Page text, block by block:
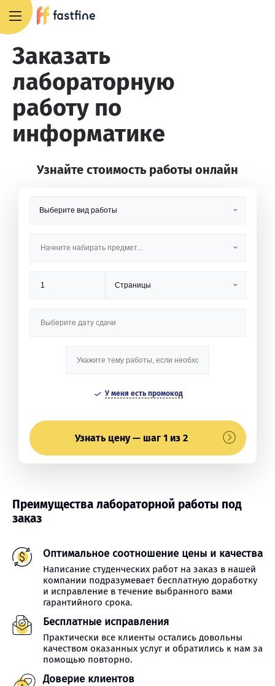
Заказать
лабораторную
работу по
информатике
Узнайте стоимость работы онлайн
У меня есть промокод
Узнать цену — шаг 1 из 2
Преимущества лабораторной работы под
заказ
Оптимальное соотношение цены и качества
Написание студенческих работ на заказ в нашей
компании подразумевает бесплатную доработку
и исправление в течение выбранного вами
гарантийного срока.
Бесплатные исправления
Практически все клиенты остались довольны
качеством оказанных услуг и обратились к нам за
помощью повторно.
Доверие клиентов